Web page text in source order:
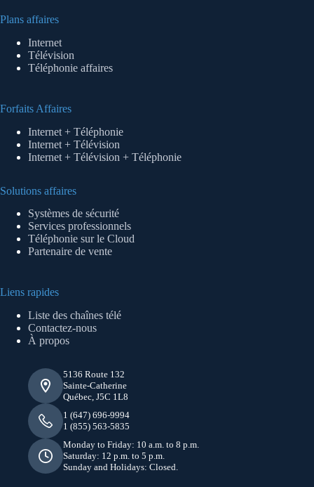
Plans affaires
Internet
Télévision
Téléphonie affaires
Forfaits Affaires
Internet + Téléphonie
Internet + Télévision
Internet + Télévision + Téléphonie
Solutions affaires
Systèmes de sécurité
Services professionnels
Téléphonie sur le Cloud
Partenaire de vente
Liens rapides
Liste des chaînes télé
Contactez-nous
À propos
5136 Route 132
Sainte-Catherine
Québec, J5C 1L8
1 (647) 696-9994
1 (855) 563-5835
Monday to Friday: 10 a.m. to 8 p.m.
Saturday: 12 p.m. to 5 p.m.
Sunday and Holidays: Closed.